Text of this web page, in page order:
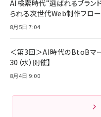
AI検索時代“選ばれるブラン
られる次世代Web制作フロ
8月5日 7:04
＜第3回＞AI時代のBtoBマー
30（水）開催】
8月4日 9:00